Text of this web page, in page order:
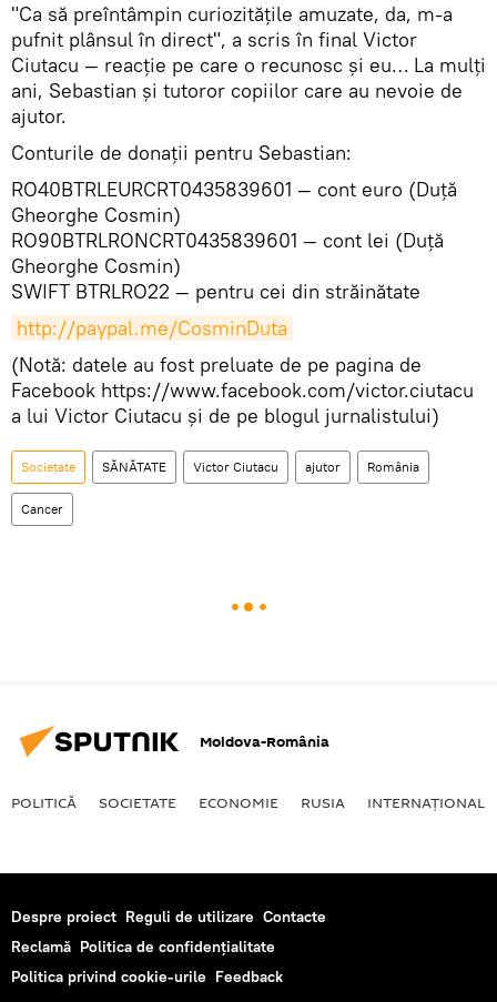
"Ca să preîntâmpin curiozitățile amuzate, da, m-a
pufnit plânsul în direct", a scris în final Victor
Ciutacu — reacție pe care o recunosc și eu… La mulți
ani, Sebastian și tutoror copiilor care au nevoie de
ajutor.
Conturile de donații pentru Sebastian:
RO40BTRLEURCRT0435839601 — cont euro (Duţă
Gheorghe Cosmin)
RO90BTRLRONCRT0435839601 — cont lei (Duţă
Gheorghe Cosmin)
SWIFT BTRLRO22 — pentru cei din străinătate
http://paypal.me/CosminDuta
(Notă: datele au fost preluate de pe pagina de
Facebook https://www.facebook.com/victor.ciutacu
a lui Victor Ciutacu și de pe blogul jurnalistului)
Societate SĂNĂTATE Victor Ciutacu ajutor România
Cancer
Moldova-România
POLITICĂ SOCIETATE ECONOMIE RUSIA INTERNAŢIONAL
Despre proiect Reguli de utilizare Contacte
Reclamă Politica de confidențialitate
Politica privind cookie-urile Feedback